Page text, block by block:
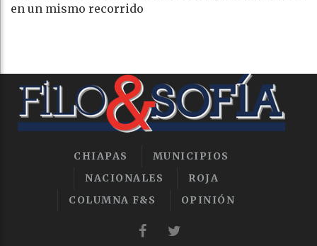
en un mismo recorrido
CHIAPAS
MUNICIPIOS
NACIONALES
ROJA
COLUMNA F&S
OPINIÓN